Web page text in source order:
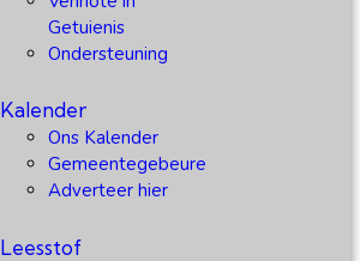
Getuienis
Ondersteuning
Kalender
Ons Kalender
Gemeentegebeure
Adverteer hier
Leesstof